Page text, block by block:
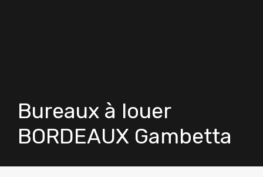
Bureaux à louer
BORDEAUX Gambetta